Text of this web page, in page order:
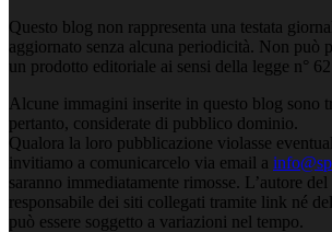
Questo blog non rappresenta una testata
aggiornato senza alcuna periodicità. Non può
un prodotto editoriale ai sensi della legge n°
Alcune immagini inserite in questo blog sono
pertanto, considerate di pubblico dominio.
Qualora la loro pubblicazione violasse
invitiamo a comunicarcelo via email a
saranno immediatamente rimosse. L’autore
responsabile dei siti collegati tramite link né
può essere soggetto a variazioni nel tempo.